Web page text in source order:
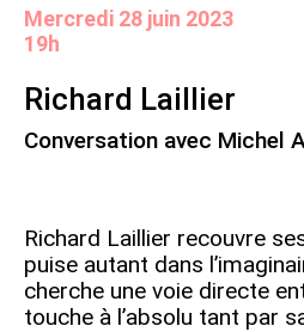
mercredi 28 juin 2023
19h
Richard Laillier
Conversation avec Michel
Richard Laillier recouvre
puise autant dans
cherche une voie directe
touche à l’absolu tant par